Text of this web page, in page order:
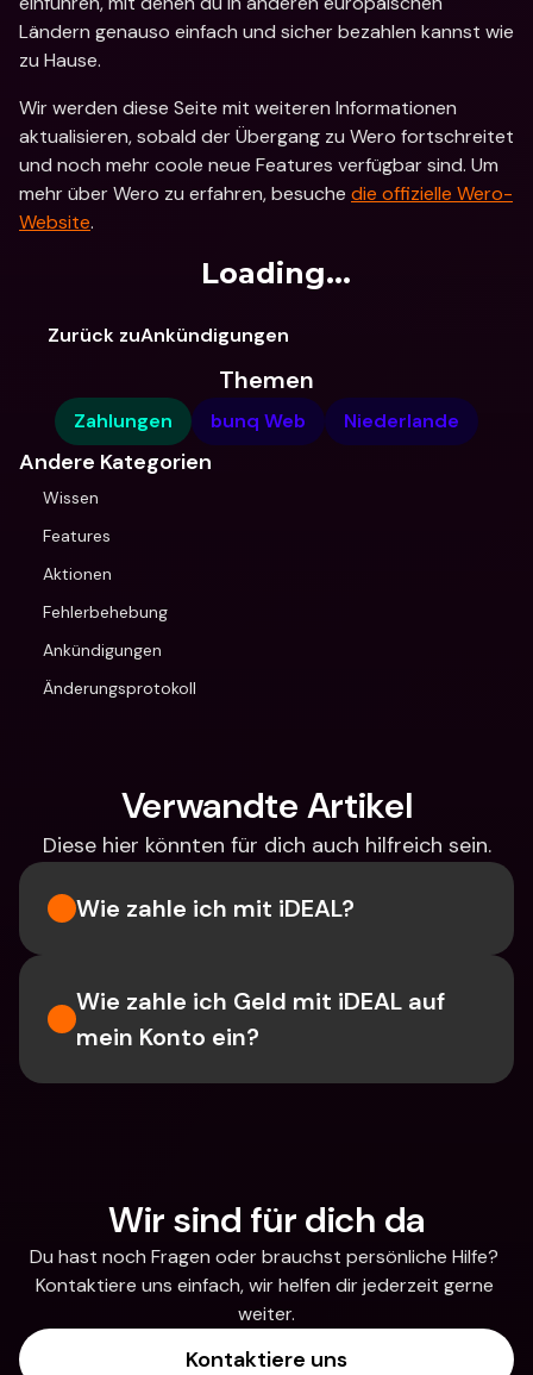
Ländern genauso einfach und sicher bezahlen kannst wie
zu Hause.
Wir werden diese Seite mit weiteren Informationen
aktualisieren, sobald der Übergang zu Wero fortschreitet
und noch mehr coole neue Features verfügbar sind. Um
mehr über Wero zu erfahren, besuche die offizielle Wero-
Website.
Loading...
Zurück zuAnkündigungen
Themen
Zahlungen bunq Web Niederlande
Andere Kategorien
Wissen
Features
Aktionen
Fehlerbehebung
Ankündigungen
Änderungsprotokoll
Verwandte Artikel
Diese hier könnten für dich auch hilfreich sein.
Wie zahle ich mit iDEAL?
Wie zahle ich Geld mit iDEAL auf
mein Konto ein?
Wir sind für dich da
Du hast noch Fragen oder brauchst persönliche Hilfe?
Kontaktiere uns einfach, wir helfen dir jederzeit gerne
weiter.
Kontaktiere uns